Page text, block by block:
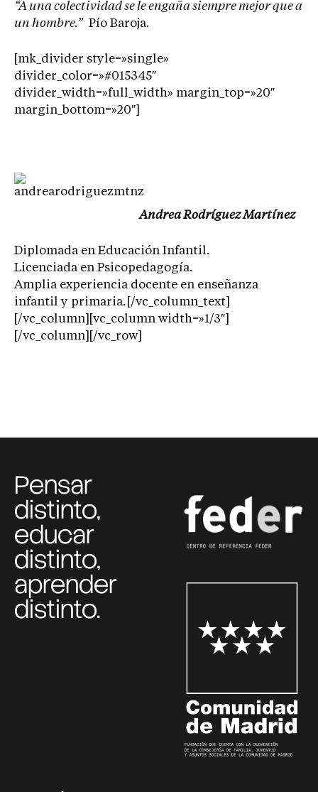
“A una colectividad se le engaña siempre mejor que a
un hombre.” Pío Baroja.
[mk_divider style=»single»
divider_color=»#015345″
divider_width=»full_width» margin_top=»20″
margin_bottom=»20″]
Andrea Rodríguez Martínez
Diplomada en Educación Infantil.
Licenciada en Psicopedagogía.
Amplia experiencia docente en enseñanza
infantil y primaria. [/vc_column_text]
[/vc_column][vc_column width=»1/3″]
[/vc_column][/vc_row]
Pensar
distinto,
educar
distinto,
aprender
distinto.